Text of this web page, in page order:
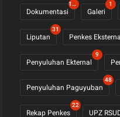
Dokumentasi
1122
Galeri
1
Liputan
31
Penkes Eksternal
Penyuluhan Ekternal
9
Penyuluhan Paguyuban
48
Rekap Penkes
22
UPZ